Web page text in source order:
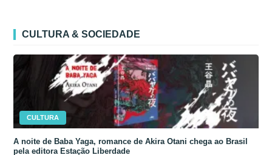
CULTURA & SOCIEDADE
CULTURA
A noite de Baba Yaga, romance de Akira Otani chega ao Brasil
pela editora Estação Liberdade